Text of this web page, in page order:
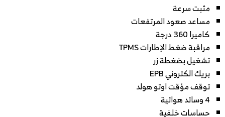
مثبت سرعة
مساعد صعود المرتفعات
كاميرا 360 درجة
مراقبة ضغط الإطارات TPMS
تشغيل بضغطة زر
بريك الكتروني EPB
توقف مؤقت اوتو هولد
4 وسائد هوائية
حساسات خلفية